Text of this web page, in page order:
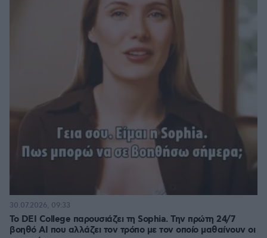
Το DEI College παρουσιάζει τη Sophia. Την πρώτη 24/7
βοηθό AI που αλλάζει τον τρόπο με τον οποίο μαθαίνουν οι
30.07.2026, 09:33